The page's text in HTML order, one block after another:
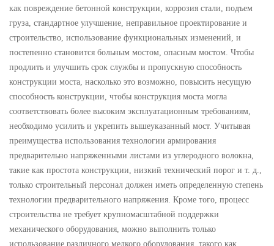
как повреждение бетонной конструкции, коррозия стали, подъем
груза, стандартное улучшение, неправильное проектирование и
строительство, использование функциональных изменений, и
постепенно становится больным мостом, опасным мостом. Чтобы
продлить и улучшить срок службы и пропускную способность
конструкции моста, насколько это возможно, повысить несущую
способность конструкции, чтобы конструкция моста могла
соответствовать более высоким эксплуатационным требованиям,
необходимо усилить и укрепить вышеуказанный мост. Учитывая
преимущества использования технологии армирования
предварительно напряженными листами из углеродного волокна,
такие как простота конструкции, низкий технический порог и т. д.,
только строительный персонал должен иметь определенную степень
технологии предварительного напряжения. Кроме того, процесс
строительства не требует крупномасштабной поддержки
механического оборудования, можно выполнить только
использование различного мелкого оборудования, такого как